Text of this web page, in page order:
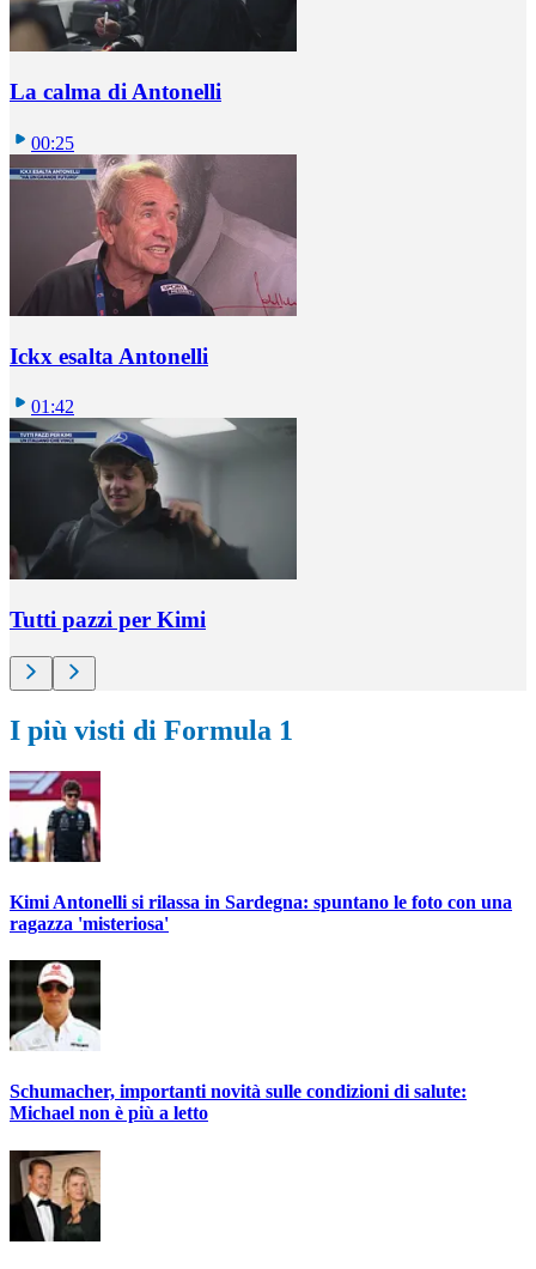
La calma di Antonelli
00:25
Ickx esalta Antonelli
01:42
Tutti pazzi per Kimi
I più visti di Formula 1
Kimi Antonelli si rilassa in Sardegna: spuntano le foto con una
ragazza 'misteriosa'
Schumacher, importanti novità sulle condizioni di salute:
Michael non è più a letto